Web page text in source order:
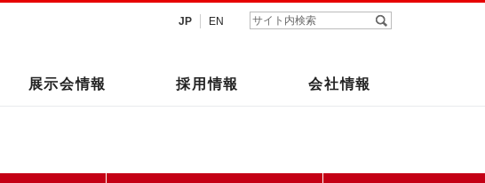
JP EN
展示会情報 採用情報 会社情報